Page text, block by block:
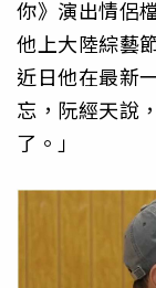
你》演出情侶
他上大陸綜藝
近日他在最新
忘，阮經天說
了。」